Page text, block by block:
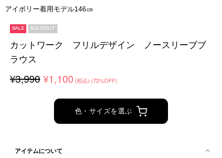
アイボリー着用モデル146㎝
SALE SOLDOUT
カットワーク フリルデザイン ノースリーブブ
ラウス
¥3,990 ¥1,100 (税込) (72%OFF)
色・サイズを選ぶ
アイテムについて